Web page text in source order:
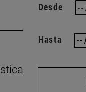
Desde
Hasta